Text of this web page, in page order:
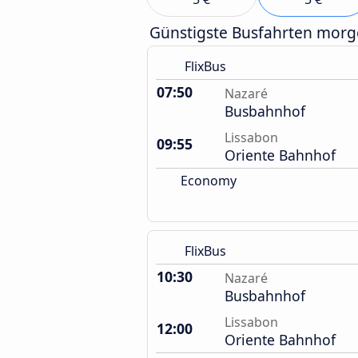
Günstigste Busfahrten
FlixBus
07:50 Nazaré
Busbahnhof
09:55
Lissabon
Oriente Bahnhof
Economy
FlixBus
10:30 Nazaré
Busbahnhof
12:00
Lissabon
Oriente Bahnhof